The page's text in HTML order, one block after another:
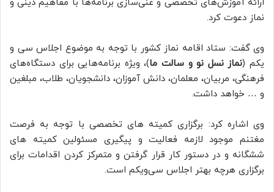
ارائه آموزش‌های تخصصی و غنی‌سازی برنامه‌ها با مفاهیم دینی و
نماز دعوت کرد.
وی گفت: ستاد اقامه نماز کشور با توجه به موضوع اجلاس سی و
یکم (نماز نسل نو و سالت ما)، ویژه برنامه‌هایی برای دستگاه‌های
فرهنگی، مربیان، معلمان، دانش آموزان، دانشجویان، طلاب، مبلغین
و … خواهد داشت.
وی اشاره کرد: برگزاری کمیته های تخصصی با توجه به فرصت
مغتنم موجود لازمه فعالیت و پیگیری مسئولین کمیته های
ششگانه و در دستور کار قرار گرفتن و متمرکز کردن اقدامات برای
برگزاری هرچه بهتر اجلاس سی‌و‌یکم است.